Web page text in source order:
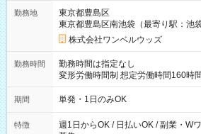
勤務地
東京都豊島区
東京都豊島区南池袋（最寄り駅：池袋
株式会社ワンベルウッズ
勤務時間
勤務時間は指定なし
変形労働時間制 想定労働時間160時間/月 【シフト例】 ・
～21：00
期間 単発・1日のみOK
特徴
週1日からOK / 日払いOK / 副業・W